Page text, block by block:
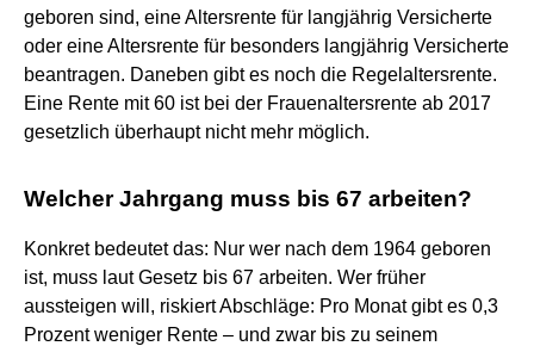
geboren sind, eine Altersrente für langjährig Versicherte
oder eine Altersrente für besonders langjährig Versicherte
beantragen. Daneben gibt es noch die Regelaltersrente.
Eine Rente mit 60 ist bei der Frauenaltersrente ab 2017
gesetzlich überhaupt nicht mehr möglich.
Welcher Jahrgang muss bis 67 arbeiten?
Konkret bedeutet das: Nur wer nach dem 1964 geboren
ist, muss laut Gesetz bis 67 arbeiten. Wer früher
aussteigen will, riskiert Abschläge: Pro Monat gibt es 0,3
Prozent weniger Rente – und zwar bis zu seinem